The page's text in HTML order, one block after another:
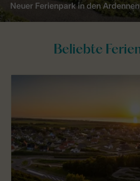
Neuer Ferienpark in den Ardennen